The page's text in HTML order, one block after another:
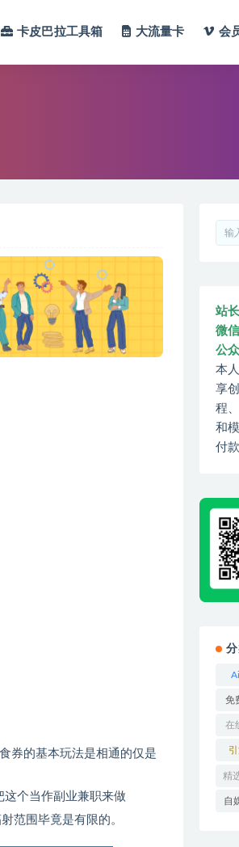
卡皮巴拉工具箱 大流量卡 会
券的基本玩法是相通的仅是
个当作副业兼职来做
范围毕竟是有限的。
站
微
公
本
享
程
和
付
免
在
精
自